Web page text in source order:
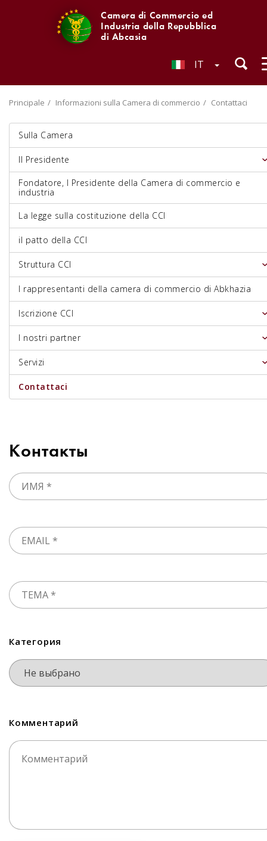
Camera di Commercio ed
Industria della Repubblica
di Abcasia
IT
Principale Informazioni sulla Camera di commercio Contattaci
Sulla Camera
Il Presidente
Fondatore, I Presidente della Camera di commercio e
industria
La legge sulla costituzione della CCI
il patto della CCI
Struttura CCI
I rappresentanti della camera di commercio di Abkhazia
Iscrizione CCI
I nostri partner
Servizi
Contattaci
Контакты
Категория
Комментарий